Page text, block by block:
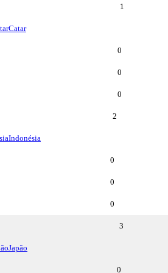
1
Catar
0
0
0
2
Indonésia
0
0
0
3
Japão
0